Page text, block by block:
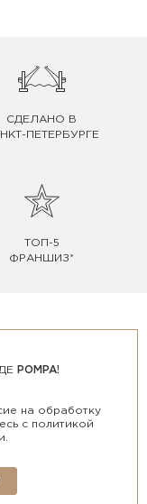
СДЕЛАНО В
ПЕТЕРБУРГЕ
ТОП-5
ФРАНШИЗ*
POMPA!
на обработку
с политикой